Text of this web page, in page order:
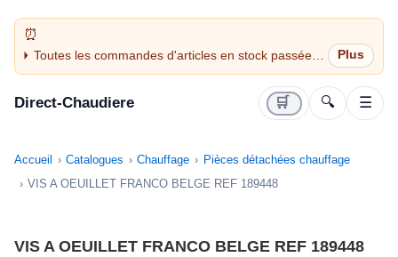
Toutes les commandes d'articles en stock passées
avant 14H sont expédiées le jour même (jours
Direct-Chaudiere 🛒 🔍 ☰
Accueil Catalogues Chauffage
Pièces détachées chauffage
VIS A OEUILLET FRANCO BELGE REF 189448
VIS A OEUILLET FRANCO BELGE REF 189448